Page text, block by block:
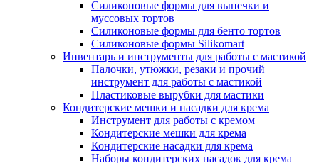
Силиконовые формы для выпечки и
муссовых тортов
Силиконовые формы для бенто тортов
Силиконовые формы Silikomart
Инвентарь и инструменты для работы с мастикой
Палочки, утюжки, резаки и прочий
инструмент для работы с мастикой
Пластиковые вырубки для мастики
Кондитерские мешки и насадки для крема
Инструмент для работы с кремом
Кондитерские мешки для крема
Кондитерские насадки для крема
Наборы кондитерских насадок для крема